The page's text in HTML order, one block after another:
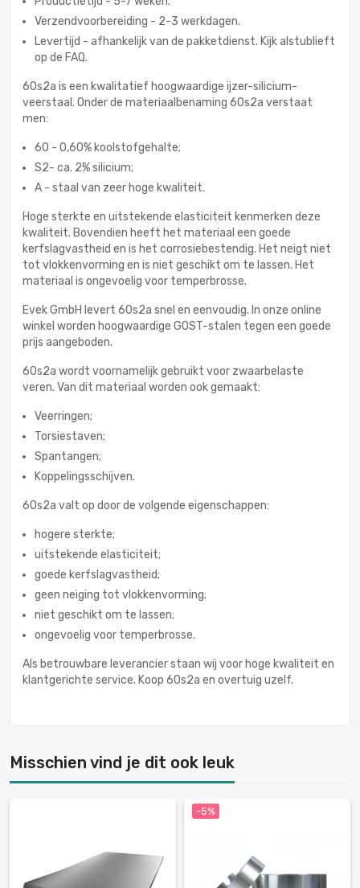
Verzendvoorbereiding - 2-3 werkdagen.
Levertijd - afhankelijk van de pakketdienst. Kijk alstublieft
op de FAQ.
60s2a is een kwalitatief hoogwaardige ijzer-silicium-
veerstaal. Onder de materiaalbenaming 60s2a verstaat
men:
60 - 0,60% koolstofgehalte;
S2- ca. 2% silicium;
A - staal van zeer hoge kwaliteit.
Hoge sterkte en uitstekende elasticiteit kenmerken deze
kwaliteit. Bovendien heeft het materiaal een goede
kerfslagvastheid en is het corrosiebestendig. Het neigt niet
tot vlokkenvorming en is niet geschikt om te lassen. Het
materiaal is ongevoelig voor temperbrosse.
Evek GmbH levert 60s2a snel en eenvoudig. In onze online
winkel worden hoogwaardige GOST-stalen tegen een goede
prijs aangeboden.
60s2a wordt voornamelijk gebruikt voor zwaarbelaste
veren. Van dit materiaal worden ook gemaakt:
Veerringen;
Torsiestaven;
Spantangen;
Koppelingsschijven.
60s2a valt op door de volgende eigenschappen:
hogere sterkte;
uitstekende elasticiteit;
goede kerfslagvastheid;
geen neiging tot vlokkenvorming;
niet geschikt om te lassen;
ongevoelig voor temperbrosse.
Als betrouwbare leverancier staan wij voor hoge kwaliteit en
klantgerichte service. Koop 60s2a en overtuig uzelf.
Misschien vind je dit ook leuk
-5%